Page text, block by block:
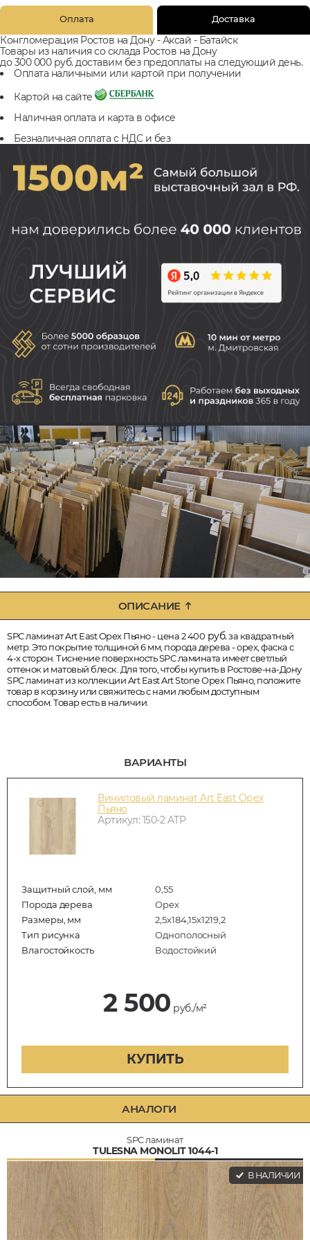
Оплата Доставка
Конгломерация Ростов на Дону - Аксай - Батайск
Товары из наличия со склада Ростов на Дону
до 300 000 руб. доставим без предоплаты на следующий день.
Оплата наличными или картой при получении
Картой на сайте
Наличная оплата и карта в офисе
Безналичная оплата с НДС и без
ОПИСАНИЕ
SPC ламинат Art East Орех Пьяно - цена 2 400 руб.за квадратный
метр. Это покрытие толщиной 6 мм, порода дерева - орех, фаска с
4-х сторон. Тиснение поверхность SPC ламината имеет светлый
оттенок и матовый блеск. Для того, чтобы купить в Ростове-на-Дону
SPC ламинат из коллекции Art East Art Stone Орех Пьяно, положите
товар в корзину или свяжитесь с нами любым доступным
способом. Товар есть в наличии.
ВАРИАНТЫ
Виниловый ламинат Art East Орех
Пьяно
Артикул: 150-2 ATP
Защитный слой, мм
0,55
Порода дерева
Орех
Размеры, мм
2,5х184,15х1219,2
Тип рисунка
Однополосный
Влагостойкость
Водостойкий
2 500 руб./м²
КУПИТЬ
АНАЛОГИ
SPC ламинат
TULESNA MONOLIT 1044-1
В НАЛИЧИИ